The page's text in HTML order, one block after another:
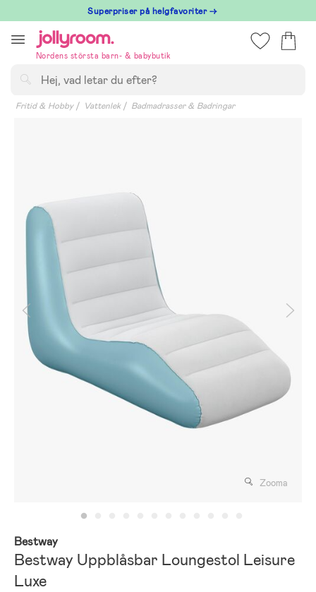
till
innehållet
Superpriser på helgfavoriter →
Nordens största barn- & babybutik
Fritid & Hobby Vattenlek Badmadrasser & Badringar
Zooma
Bestway
Bestway Uppblåsbar Loungestol Leisure
Luxe